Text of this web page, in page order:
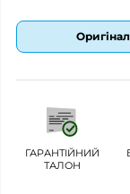
ГАРАНТІЙНИЙ
ТАЛОН